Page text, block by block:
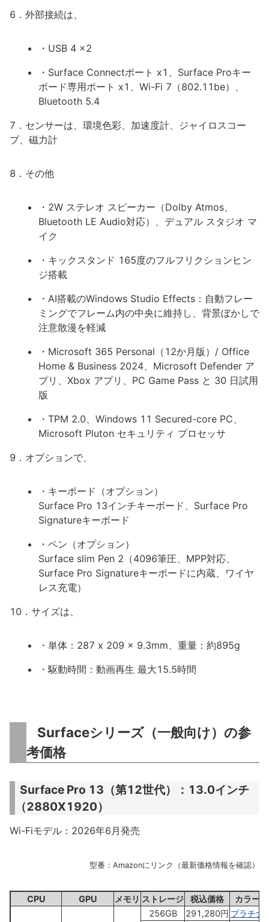
6．外部接続は、
・USB 4 x2
・Surface Connectポート x1、Surface Proキー
ボード専用ポート x1、Wi-Fi 7（802.11be）、
Bluetooth 5.4
7．センサーは、環境色彩、加速度計、ジャイロスコー
プ、磁力計
8．その他
・2W ステレオ スピーカー（Dolby Atmos、
Bluetooth LE Audio対応）、デュアル スタジオ マ
イク
・キックスタンド 165度のフルフリクションヒン
ジ搭載
・AI搭載のWindows Studio Effects：自動フレー
ミングでフレーム内の中央に維持し、背景ぼかしで
注意散漫を軽減
・Microsoft 365 Personal（12か月版）/ Office
Home & Business 2024、Microsoft Defender ア
プリ、Xbox アプリ、PC Game Pass と 30 日試用
版
・TPM 2.0、Windows 11 Secured-core PC、
Microsoft Pluton セキュリティ プロセッサ
9．オプションで、
・キーボード（オプション）
Surface Pro 13インチキーボード、Surface Pro
Signatureキーボード
・ペン（オプション）
Surface slim Pen 2（4096筆圧、MPP対応、
Surface Pro Signatureキーボードに内蔵、ワイヤ
レス充電）
10．サイズは、
・単体：287 x 209 x 9.3mm、重量：約895g
・駆動時間：動画再生 最大15.5時間
Surfaceシリーズ（一般向け）の参
考価格
Surface Pro 13（第12世代）：13.0インチ
（2880X1920）
Wi-Fiモデル：2026年6月発売
型番：Amazonにリンク（最新価格情報を確認）
CPU GPU メモリ ストレージ 税込価格 カラー
256GB 291,280円 プラチナ